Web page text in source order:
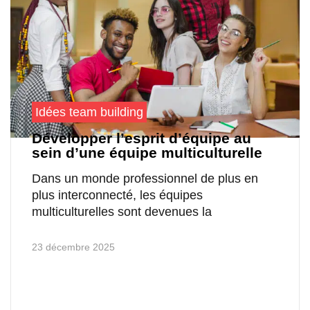
Idées team building
Développer l’esprit d’équipe au
sein d’une équipe multiculturelle
Dans un monde professionnel de plus en
plus interconnecté, les équipes
multiculturelles sont devenues la
23 décembre 2025